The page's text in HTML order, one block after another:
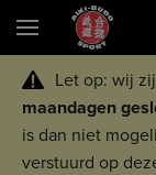
Let op: wij
maandagen
is dan niet
verstuurd op